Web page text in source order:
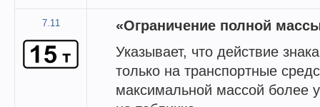
7.11
«Ограничение полной
Указывает, что действие
только на транспортные
максимальной массой более